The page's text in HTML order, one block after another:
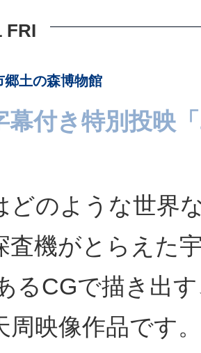
FRI
郷土の森博物館
幕付き特別投映
どのような世界
査機がとらえた
るCGで描き出
周映像作品です